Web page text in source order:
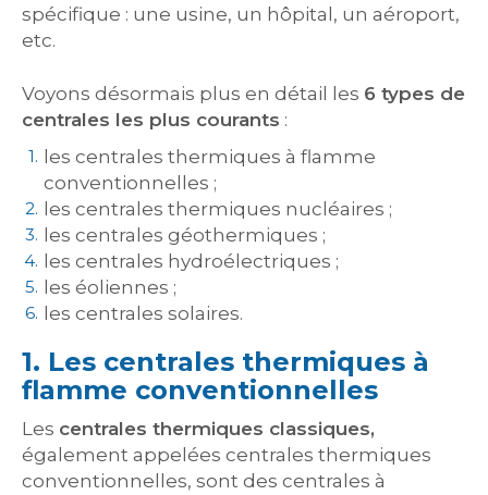
spécifique : une usine, un hôpital, un aéroport,
etc.
Voyons désormais plus en détail les 6 types de
centrales les plus courants :
les centrales thermiques à flamme
conventionnelles ;
les centrales thermiques nucléaires ;
les centrales géothermiques ;
les centrales hydroélectriques ;
les éoliennes ;
les centrales solaires.
1. Les centrales thermiques à
flamme conventionnelles
Les centrales thermiques classiques,
également appelées centrales thermiques
conventionnelles, sont des centrales à